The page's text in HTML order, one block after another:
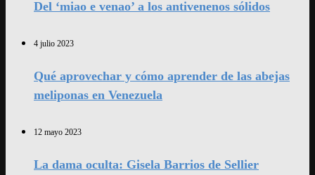
Del ‘miao e venao’ a los antivenenos sólidos
4 julio 2023
Qué aprovechar y cómo aprender de las abejas
meliponas en Venezuela
12 mayo 2023
La dama oculta: Gisela Barrios de Sellier